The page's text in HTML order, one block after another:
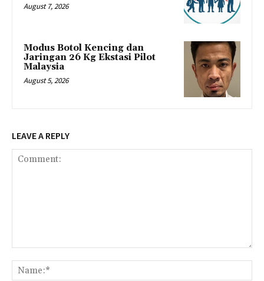
August 7, 2026
Modus Botol Kencing dan
Jaringan 26 Kg Ekstasi Pilot
Malaysia
August 5, 2026
LEAVE A REPLY